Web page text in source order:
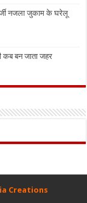
नजला जुकाम के घरेलू
कब बन जाता जहर
Creations